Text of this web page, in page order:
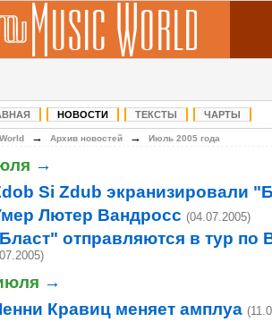
НОВОСТИ ТЕКСТЫ ЧАРТЫ
→ Архив новостей→ Июль 2005 года
→
Si Zdub экранизировали
Лютер Вандросс (04.07.2005)
отправляются в тур по
→
Кравиц меняет амплуа